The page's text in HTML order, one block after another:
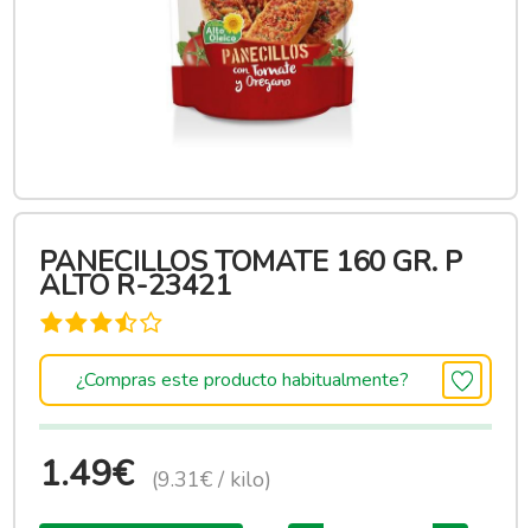
PANECILLOS TOMATE 160 GR. P
ALTO R-23421
¿Compras este producto habitualmente?
1.49€ (9.31€ / kilo)